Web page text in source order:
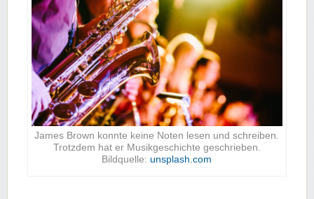
James Brown konnte keine Noten lesen und schreiben.
Trotzdem hat er Musikgeschichte geschrieben.
Bildquelle:unsplash.com